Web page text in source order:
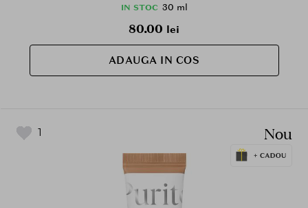
IN STOC 30 ml
80.00 lei
ADAUGA IN COS
1 Nou